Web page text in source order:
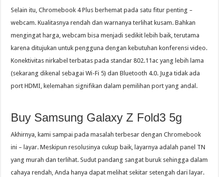
Selain itu, Chromebook 4 Plus berhemat pada satu fitur penting –
webcam. Kualitasnya rendah dan warnanya terlihat kusam. Bahkan
mengingat harga, webcam bisa menjadi sedikit lebih baik, terutama
karena ditujukan untuk pengguna dengan kebutuhan konferensi video.
Konektivitas nirkabel terbatas pada standar 802.11ac yang lebih lama
(sekarang dikenal sebagai Wi-Fi 5) dan Bluetooth 4.0. Juga tidak ada
port HDMI, kelemahan signifikan dalam pemilihan port yang andal.
Buy Samsung Galaxy Z Fold3 5g
Akhirnya, kami sampai pada masalah terbesar dengan Chromebook
ini – layar. Meskipun resolusinya cukup baik, layarnya adalah panel TN
yang murah dan terlihat. Sudut pandang sangat buruk sehingga dalam
cahaya rendah, Anda hanya dapat melihat sekitar setengah dari layar.